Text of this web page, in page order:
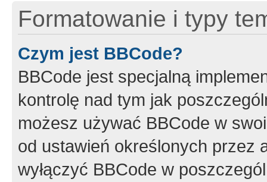
Formatowanie i typy
Czym jest BBCode?
BBCode jest specjalną
kontrolę nad tym jak
możesz używać BBCode w
od ustawień określonych przez
wyłączyć BBCode w